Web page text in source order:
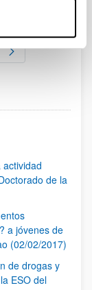
Use TAB
de la
a jóvenes de
(02/02/2017)
de drogas y
ESO del